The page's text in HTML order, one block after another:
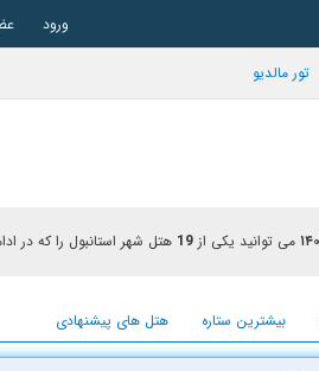
ورود
تور مالدیو
می توانید یکی از 19 هتل شهر استانبول را که در
بیشترین ستاره هتل های پیشنهادی